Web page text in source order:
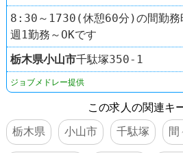
8:30～1730(休憩60分)の間勤務
週1勤務～OKです
栃木県小山市千駄塚350-1
ジョブメドレー提供
この求人の関連キ
栃木県
小山市 千駄塚 間